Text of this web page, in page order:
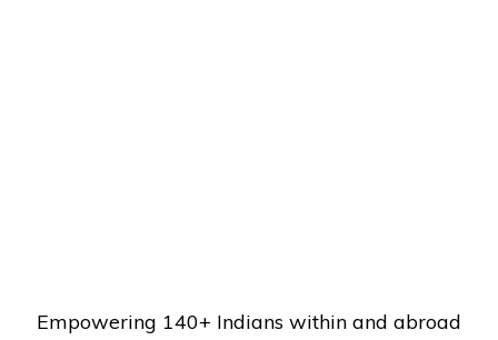
Empowering 140+ Indians within and abroad